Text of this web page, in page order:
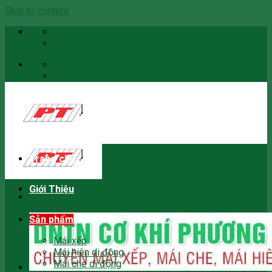
Skip to content
Trang chủ
Giới Thiệu
Sản phẩm
Mái xếp
Mái hiên di động
Mái che di động